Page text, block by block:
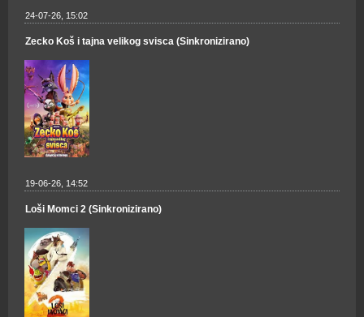
24-07-26, 15:02
Zecko Koš i tajna velikog svisca (Sinkronizirano)
19-06-26, 14:52
Loši Momci 2 (Sinkronizirano)